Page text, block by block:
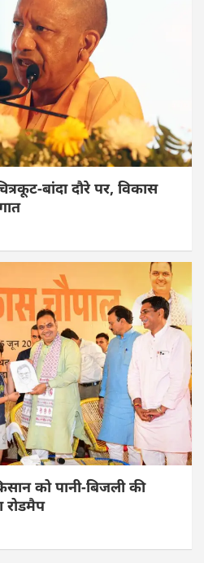
बांदा दौरे पर, विकास
को पानी-बिजली की
रोडमैप